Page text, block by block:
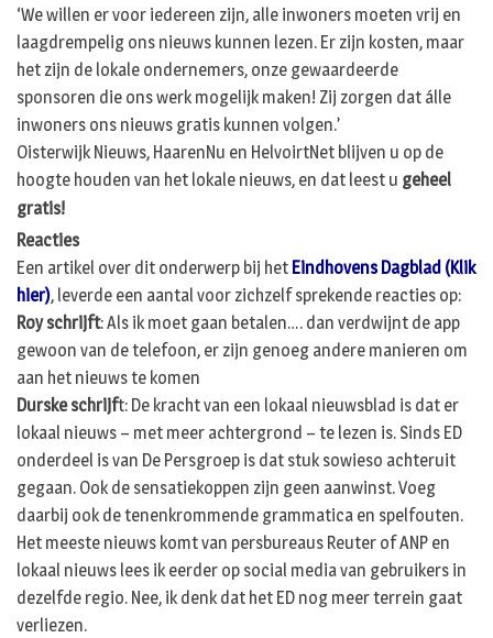
‘We willen er voor iedereen zijn, alle inwoners moeten vrij en
laagdrempelig ons nieuws kunnen lezen. Er zijn kosten, maar
het zijn de lokale ondernemers, onze gewaardeerde
sponsoren die ons werk mogelijk maken! Zij zorgen dat álle
inwoners ons nieuws gratis kunnen volgen.’
Oisterwijk Nieuws, HaarenNu en HelvoirtNet blijven u op de
hoogte houden van het lokale nieuws, en dat leest u geheel
gratis!
Reacties
Een artikel over dit onderwerp bij het Eindhovens Dagblad (Klik
hier), leverde een aantal voor zichzelf sprekende reacties op:
Roy schrijft: Als ik moet gaan betalen…. dan verdwijnt de app
gewoon van de telefoon, er zijn genoeg andere manieren om
aan het nieuws te komen
Durske schrijft: De kracht van een lokaal nieuwsblad is dat er
lokaal nieuws – met meer achtergrond – te lezen is. Sinds ED
onderdeel is van De Persgroep is dat stuk sowieso achteruit
gegaan. Ook de sensatiekoppen zijn geen aanwinst. Voeg
daarbij ook de tenenkrommende grammatica en spelfouten.
Het meeste nieuws komt van persbureaus Reuter of ANP en
lokaal nieuws lees ik eerder op social media van gebruikers in
dezelfde regio. Nee, ik denk dat het ED nog meer terrein gaat
verliezen.